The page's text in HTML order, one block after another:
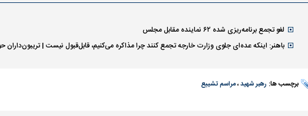
لغو تجمع برنامه‌ریزی شده ۶۲ نماینده مقابل مجلس
باهنر: اینکه عده‌ای جلوی وزارت خارجه تجمع کنند چرا مذاکره می‌کنیم، قابل‌قبول نیست |
برچسب ها: رهبر شهید،مراسم تشییع